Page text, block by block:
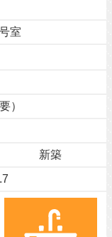
室
）
新築